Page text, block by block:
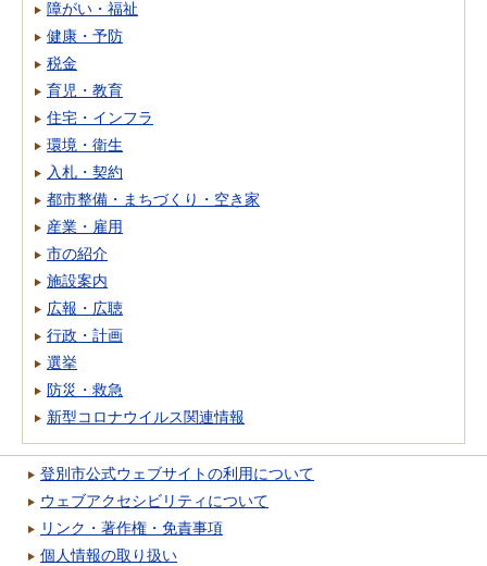
障がい・福祉
健康・予防
税金
育児・教育
住宅・インフラ
環境・衛生
入札・契約
都市整備・まちづくり・空き家
産業・雇用
市の紹介
施設案内
広報・広聴
行政・計画
選挙
防災・救急
新型コロナウイルス関連情報
登別市公式ウェブサイトの利用について
ウェブアクセシビリティについて
リンク・著作権・免責事項
個人情報の取り扱い